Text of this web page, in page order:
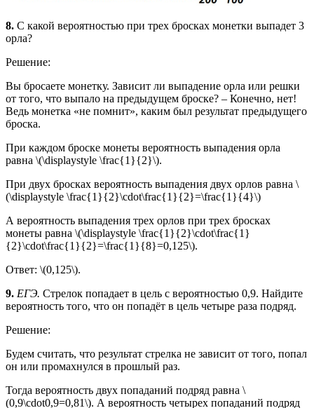
8. С какой вероятностью при трех бросках монетки выпадет 3
орла?
Решение:
Вы бросаете монетку. Зависит ли выпадение орла или решки
от того, что выпало на предыдущем броске? – Конечно, нет!
Ведь монетка «не помнит», каким был результат предыдущего
броска.
При каждом броске монеты вероятность выпадения орла
равна \(\displaystyle \frac{1}{2}\).
При двух бросках вероятность выпадения двух орлов равна \
(\displaystyle \frac{1}{2}\cdot\frac{1}{2}=\frac{1}{4}\)
А вероятность выпадения трех орлов при трех бросках
монеты равна \(\displaystyle \frac{1}{2}\cdot\frac{1}
{2}\cdot\frac{1}{2}=\frac{1}{8}=0,125\).
Ответ: \(0,125\).
9. ЕГЭ. Стрелок попадает в цель с вероятностью 0,9. Найдите
вероятность того, что он попадёт в цель четыре раза подряд.
Решение:
Будем считать, что результат стрелка не зависит от того, попал
он или промахнулся в прошлый раз.
Тогда вероятность двух попаданий подряд равна \
(0,9\cdot0,9=0,81\). А вероятность четырех попаданий подряд